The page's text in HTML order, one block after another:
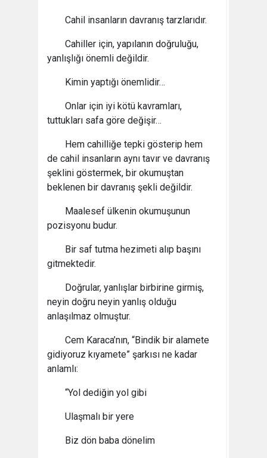
Cahil insanların davranış tarzlarıdır.
Cahiller için, yapılanın doğruluğu,
yanlışlığı önemli değildir.
Kimin yaptığı önemlidir…
Onlar için iyi kötü kavramları,
tuttukları safa göre değişir…
Hem cahilliğe tepki gösterip hem
de cahil insanların aynı tavır ve davranış
şeklini göstermek, bir okumuştan
beklenen bir davranış şekli değildir.
Maalesef ülkenin okumuşunun
pozisyonu budur.
Bir saf tutma hezimeti alıp başını
gitmektedir.
Doğrular, yanlışlar birbirine girmiş,
neyin doğru neyin yanlış olduğu
anlaşılmaz olmuştur.
Cem Karaca’nın, “Bindik bir alamete
gidiyoruz kıyamete” şarkısı ne kadar
anlamlı:
“Yol dediğin yol gibi
Ulaşmalı bir yere
Biz dön baba dönelim